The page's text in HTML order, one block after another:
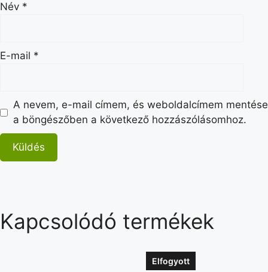
Név *
E-mail *
A nevem, e-mail címem, és weboldalcímem mentése
a böngészőben a következő hozzászólásomhoz.
Kapcsolódó termékek
Elfogyott